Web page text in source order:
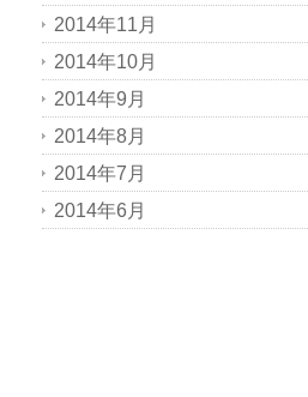
2014年11月
2014年10月
2014年9月
2014年8月
2014年7月
2014年6月